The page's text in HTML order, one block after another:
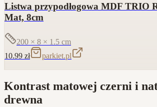
Listwa przypodłogowa MDF TRIO
Mat, 8cm
200 × 8 × 1.5 cm
10.99 zł parkiet.pl
Kontrast matowej czerni i
drewna